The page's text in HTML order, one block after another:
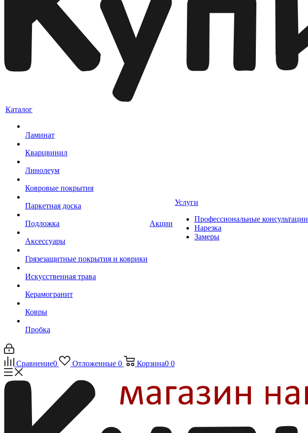
Каталог
Ламинат
Кварцвинил
Линолеум
Ковровые покрытия
Паркетная доска
Подложка
Аксессуары
Грязезащитные покрытия и коврики
Искусственная трава
Керамогранит
Ковры
Пробка
Акции
Услуги
Профессиональные консультации
Нарезка
Замеры
Сравнение0 Отложенные 0 Корзина0 0